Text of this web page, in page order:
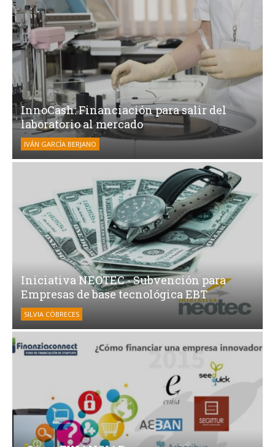
InnoCash: Financiación para salir del
laboratorio al mercado
IVÁN GARCÍA BERJANO
Iniciativa NEOTEC - Subvención para
Empresas de base tecnológica EBT
SILVIA CÓBRECES